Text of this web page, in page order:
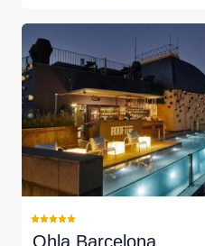
Ohla Barcelona